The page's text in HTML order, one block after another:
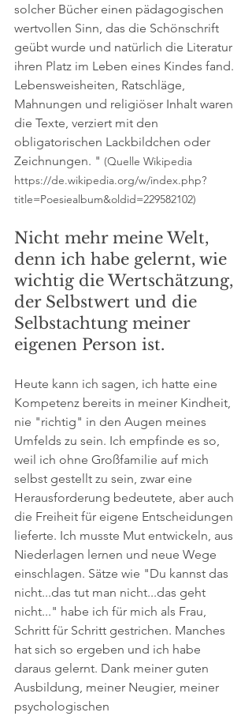
solcher Bücher einen pädagogischen
wertvollen Sinn, das die Schönschrift
geübt wurde und natürlich die Literatur
ihren Platz im Leben eines Kindes fand.
Lebensweisheiten, Ratschläge,
Mahnungen und religiöser Inhalt waren
die Texte, verziert mit den
obligatorischen Lackbildchen oder
Zeichnungen. " (Quelle Wikipedia
https://de.wikipedia.org/w/index.php?
title=Poesiealbum&oldid=229582102)
Nicht mehr meine Welt,
denn ich habe gelernt, wie
wichtig die Wertschätzung,
der Selbstwert und die
Selbstachtung meiner
eigenen Person ist.
Heute kann ich sagen, ich hatte eine
Kompetenz bereits in meiner Kindheit,
nie "richtig" in den Augen meines
Umfelds zu sein. Ich empfinde es so,
weil ich ohne Großfamilie auf mich
selbst gestellt zu sein, zwar eine
Herausforderung bedeutete, aber auch
die Freiheit für eigene Entscheidungen
lieferte. Ich musste Mut entwickeln, aus
Niederlagen lernen und neue Wege
einschlagen. Sätze wie "Du kannst das
nicht...das tut man nicht...das geht
nicht..." habe ich für mich als Frau,
Schritt für Schritt gestrichen. Manches
hat sich so ergeben und ich habe
daraus gelernt. Dank meiner guten
Ausbildung, meiner Neugier, meiner
psychologischen